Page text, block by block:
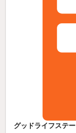
グッドライフステ